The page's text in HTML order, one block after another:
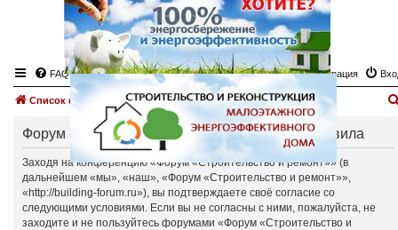
FAQ Регистрация
Список форумов
Форум «Строительство и ремонт» - Общие правила
Заходя на конференцию «Форум «Строительство и ремонт»» (в
дальнейшем «мы», «наш», «Форум «Строительство и ремонт»»,
«http://building-forum.ru»), вы подтверждаете своё согласие со
следующими условиями. Если вы не согласны с ними, пожалуйста, не
заходите и не пользуйтесь форумами «Форум «Строительство и